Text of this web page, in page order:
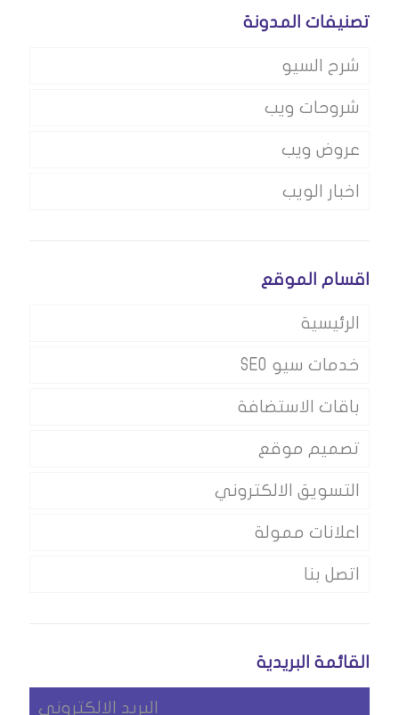
تصنيفات المدونة
شرح السيو
شروحات ويب
عروض ويب
اخبار الويب
اقسام الموقع
الرئيسية
خدمات سيو SEO
باقات الاستضافة
تصميم موقع
التسويق الالكتروني
اعلانات ممولة
اتصل بنا
القائمة البريدية